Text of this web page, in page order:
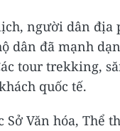
người dân địa
dân đã mạnh
tour trekking,
quốc tế.
Văn hóa, Thể